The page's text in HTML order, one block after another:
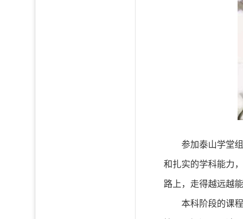
参加泰山学堂
和扎实的学科能力
路上，走得越远越
本科阶段的课